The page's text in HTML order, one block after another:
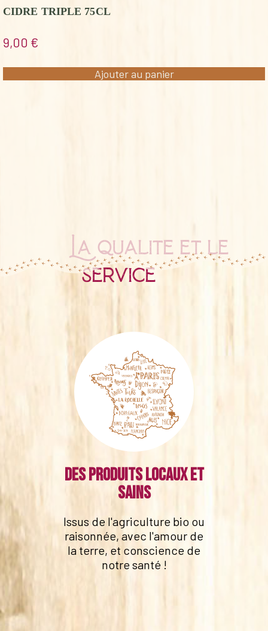
CIDRE TRIPLE 75CL
9,00 €
Ajouter au panier
La qualité et le
service
Des produits locaux et
sains
Issus de l'agriculture bio ou
raisonnée, avec l'amour de
la terre, et conscience de
notre santé !